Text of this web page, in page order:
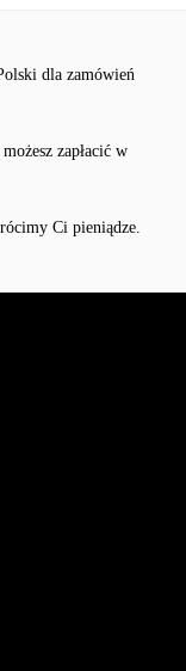
dla zamówień
zapłacić w
Ci pieniądze.